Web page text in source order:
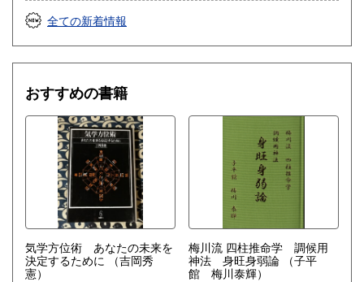
全ての新着情報
おすすめの書籍
気学方位術 あなたの未来を
決定するために
（吉岡秀
憲）
梅川流 四柱推命学 調候用
神法 身旺身弱論
（子平
館 梅川泰輝）